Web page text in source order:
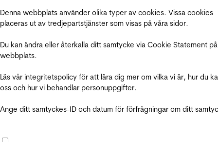
Denna webbplats använder olika typer av cookies. Vissa cookies
placeras ut av tredjepartstjänster som visas på våra sidor.
Du kan ändra eller återkalla ditt samtycke via Cookie Statement
webbplats.
Läs vår integritetspolicy för att lära dig mer om vilka vi är, hur du
oss och hur vi behandlar personuppgifter.
Ange ditt samtyckes-ID och datum för förfrågningar om ditt